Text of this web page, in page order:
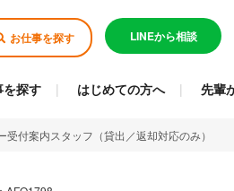
お仕事を探す LINEから相談
を探す はじめての方へ 先輩
受付案内スタッフ（貸出／返却対応のみ）